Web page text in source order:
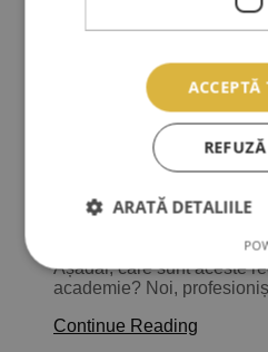
Cum sa te diferențiezi ca
continua expansiune?
Continue Reading
De vorba cu trainerii
Așadar, care sunt aceste
academie? Noi,
Continue Reading
ACCEPTĂ
ARATĂ DETALIILE